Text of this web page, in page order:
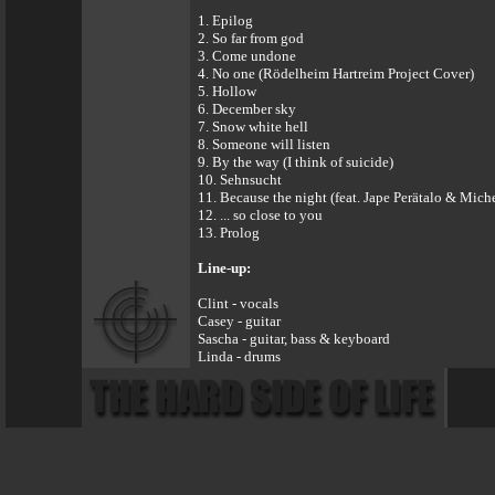
1. Epilog
2. So far from god
3. Come undone
4. No one (Rödelheim Hartreim Project Cover)
5. Hollow
6. December sky
7. Snow white hell
8. Someone will listen
9. By the way (I think of suicide)
10. Sehnsucht
11. Because the night (feat. Jape Perätalo &
12. ... so close to you
13. Prolog
Line-up:
Clint - vocals
Casey - guitar
Sascha - guitar, bass & keyboard
Linda - drums